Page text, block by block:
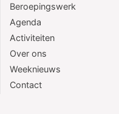
Beroepingswerk
Agenda
Activiteiten
Over ons
Weeknieuws
Contact